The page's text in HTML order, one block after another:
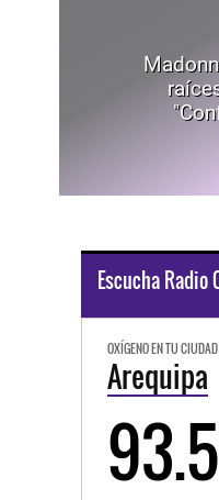
Escucha Radio
OXÍGENO EN TU CIUDAD
Arequipa
93.5